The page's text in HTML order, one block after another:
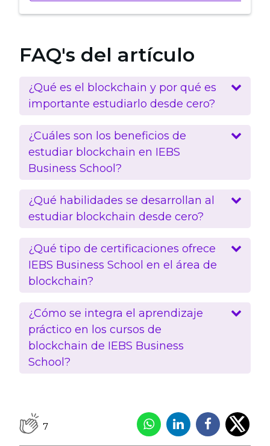
FAQ's del artículo
¿Qué es el blockchain y por qué es
importante estudiarlo desde cero?
¿Cuáles son los beneficios de
estudiar blockchain en IEBS
Business School?
¿Qué habilidades se desarrollan al
estudiar blockchain desde cero?
¿Qué tipo de certificaciones ofrece
IEBS Business School en el área de
blockchain?
¿Cómo se integra el aprendizaje
práctico en los cursos de
blockchain de IEBS Business
School?
7